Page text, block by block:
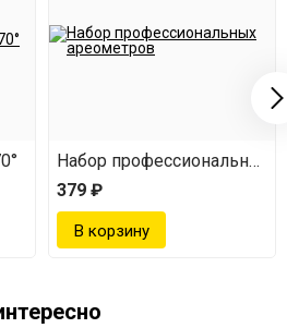
Набор профессиональных
379 ₽